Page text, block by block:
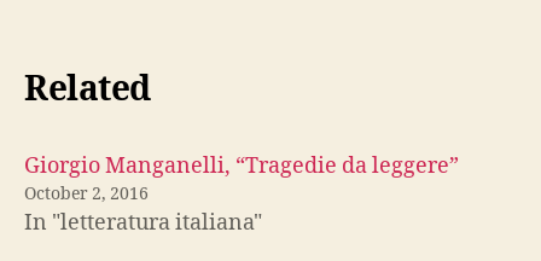
Related
Giorgio Manganelli, “Tragedie da leggere”
October 2, 2016
In "letteratura italiana"